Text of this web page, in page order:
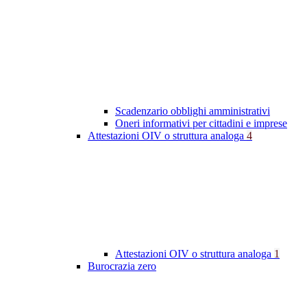
Scadenzario obblighi amministrativi
Oneri informativi per cittadini e imprese
Attestazioni OIV o struttura analoga 4
Attestazioni OIV o struttura analoga 1
Burocrazia zero